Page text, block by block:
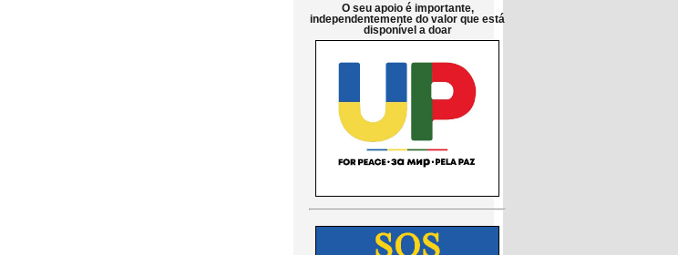
O seu apoio é importante,
independentemente do valor que está
disponível a doar